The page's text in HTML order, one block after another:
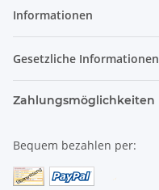
Informationen
Gesetzliche Informationen
Zahlungsmöglichkeiten
Bequem bezahlen per: